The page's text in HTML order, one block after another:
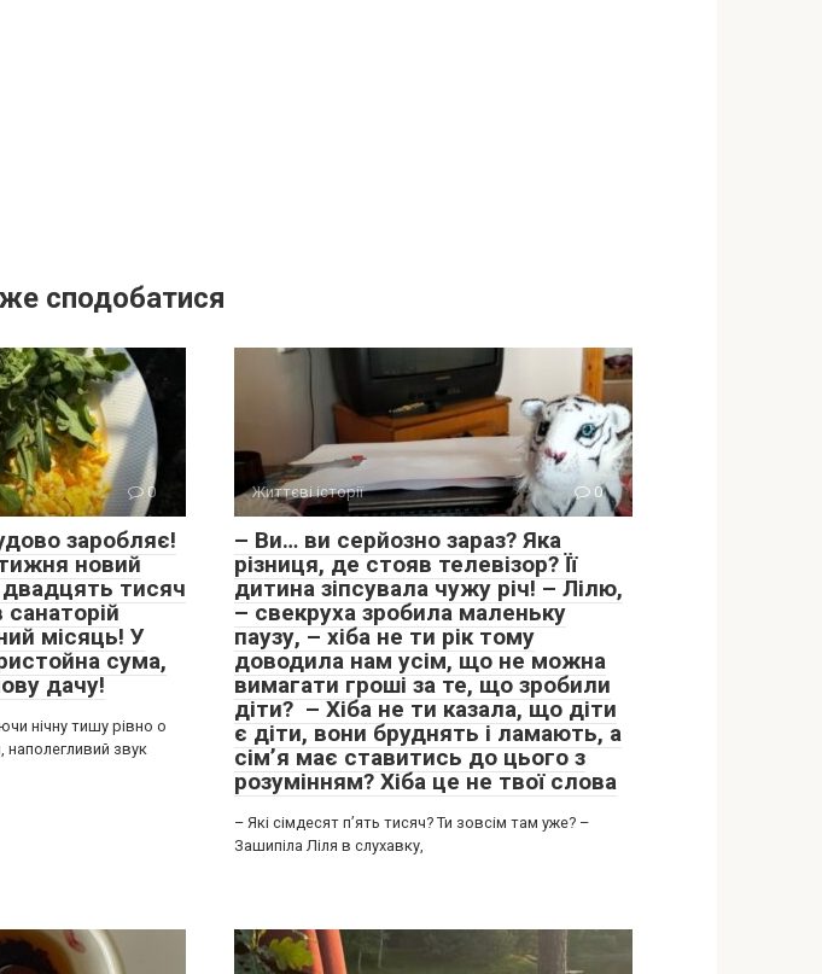
сподобатися
0
заробляє!
новий
двадцять тисяч
санаторій
місяць! У
сума,
дачу!
нічну тишу рівно о
наполегливий звук
Життєві історії 0
– Ви… ви серйозно зараз? Яка
різниця, де стояв телевізор? Її
дитина зіпсувала чужу річ! – Лілю,
– свекруха зробила маленьку
паузу, – хіба не ти рік тому
доводила нам усім, що не можна
вимагати гроші за те, що зробили
діти? – Хіба не ти казала, що діти
є діти, вони бруднять і ламають, а
сім’я має ставитись до цього з
розумінням? Хіба це не твої слова
– Які сімдесят п’ять тисяч? Ти зовсім там уже? –
Зашипіла Ліля в слухавку,